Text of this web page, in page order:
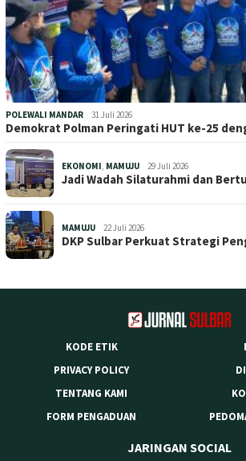
POLEWALI MANDAR 31 Juli 2026
Demokrat Polman Peringati HUT ke-25
EKONOMI, MAMUJU 29 Juli 2026
Jadi Wadah Silaturahmi dan
MAMUJU 22 Juli 2026
DKP Sulbar Perkuat Strategi
KODE ETIK
PRIVACY POLICY
TENTANG KAMI
FORM PENGADUAN
JARINGAN SOCIAL